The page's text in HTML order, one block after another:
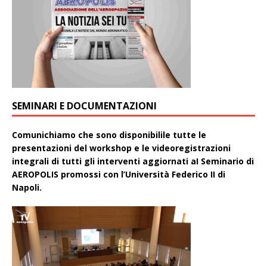
SEMINARI E DOCUMENTAZIONI
Comunichiamo che sono disponibilile tutte le
presentazioni del workshop e le videoregistrazioni
integrali di tutti gli interventi aggiornati aI Seminario di
AEROPOLIS promossi con l’Università Federico II di
Napoli.